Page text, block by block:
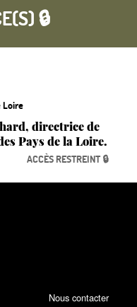
🔒
Loire
directrice de
Pays de la Loire.
ACCÈS RESTREINT 🔒
Nous contacter